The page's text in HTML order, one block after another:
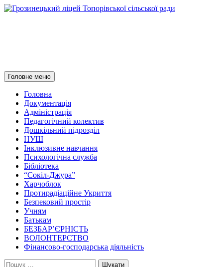
Пошук
Головне меню Перейти
до
Головна
Документація
Адміністрація
Педагогічний колектив
Дошкільний підрозділ
НУШ
Інклюзивне навчання
Психологічна служба
Бібліотека
“Сокіл-Джура”
Харчоблок
Протирадіаційне Укриття
Безпековий простір
Учням
Батькам
БЕЗБАР’ЄРНІСТЬ
ВОЛОНТЕРСТВО
Фінансово-господарська діяльність
Пошук: